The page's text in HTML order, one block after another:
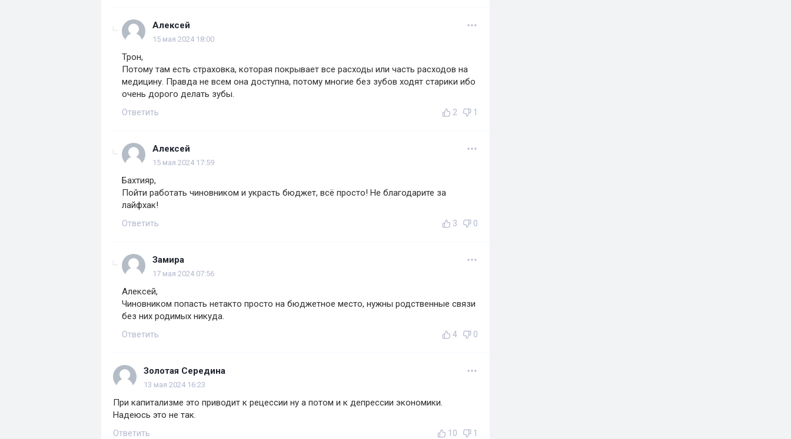
Алексей
15 мая 2024 18:00
Трон,
Потому там есть страховка, которая покрывает все расходы или часть расходов на
медицину. Правда не всем она доступна, потому многие без зубов ходят старики ибо
очень дорого делать зубы.
Ответить 2 1
Алексей
15 мая 2024 17:59
Бахтияр,
Пойти работать чиновником и украсть бюджет, всё просто! Не благодарите за
лайфхак!
Ответить 3 0
Замира
17 мая 2024 07:56
Алексей,
Чиновником попасть нетакто просто на бюджетное место, нужны родственные связи
без них родимых никуда.
Ответить 4 0
Золотая Середина
13 мая 2024 16:23
При капитализме это приводит к рецессии ну а потом и к депрессии экономики.
Надеюсь это не так.
Ответить 10 1